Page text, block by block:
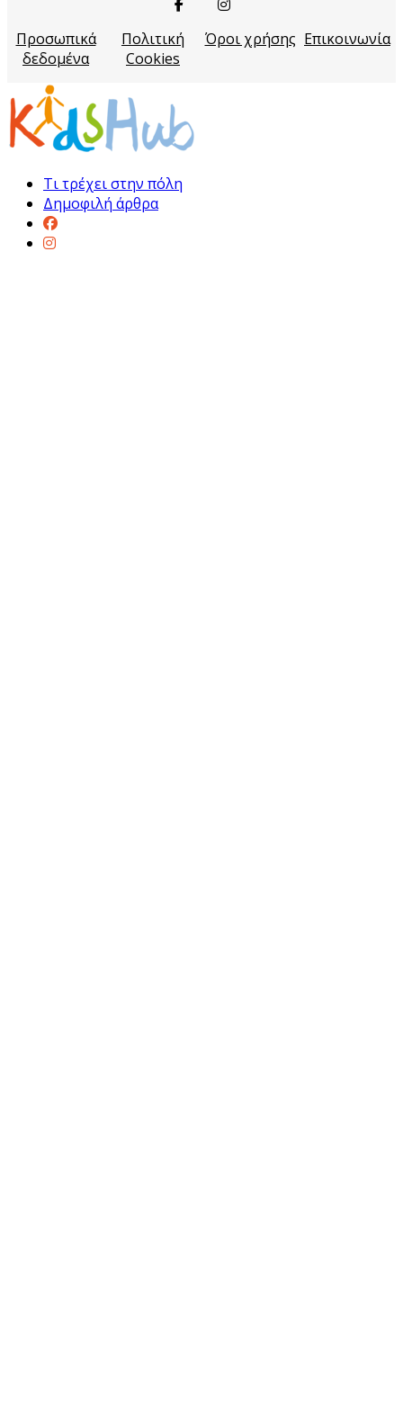
Προσωπικά
δεδομένα
Πολιτική
Cookies
Όροι χρήσης Επικοινωνία
Τι τρέχει στην πόλη
Δημοφιλή άρθρα